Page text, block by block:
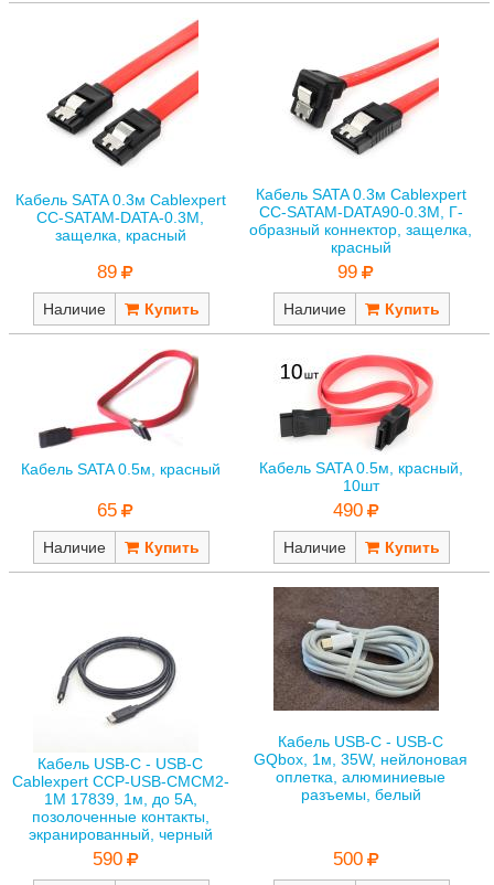
Кабель SATA 0.3м Cablexpert
CC-SATAM-DATA-0.3M,
защелка, красный
89
Наличие
Кабель SATA 0.3м Cablexpert
CC-SATAM-DATA90-0.3M, Г-
образный коннектор, защелка,
красный
99
Наличие
Кабель SATA 0.5м, красный
65
Наличие
Кабель SATA 0.5м, красный,
10шт
490
Наличие
Кабель USB-C - USB-C
Cablexpert CCP-USB-CMCM2-
1M 17839, 1м, до 5А,
позолоченные контакты,
экранированный, черный
590
Кабель USB-C - USB-C
GQbox, 1м, 35W, нейлоновая
оплетка, алюминиевые
разъемы, белый
500